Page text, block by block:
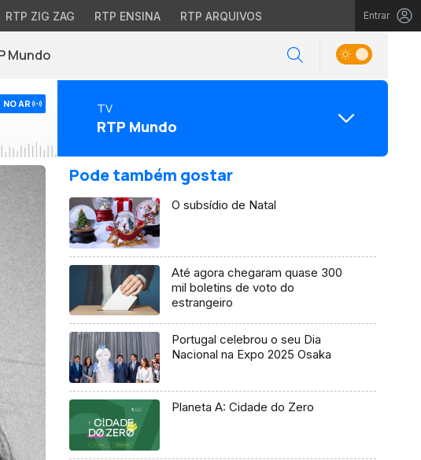
RTP ZIG ZAG RTP ENSINA RTP ARQUIVOS Entrar
Mundo
NO AR TV
RTP Mundo
Pode também gostar
O subsídio de Natal
Até agora chegaram quase 300
mil boletins de voto do
estrangeiro
Portugal celebrou o seu Dia
Nacional na Expo 2025 Osaka
Planeta A: Cidade do Zero